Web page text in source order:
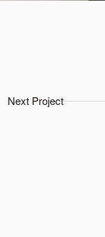
Next Project